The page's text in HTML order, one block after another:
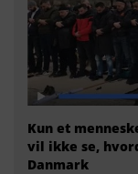
Kun et
vil ikke se,
Danmark